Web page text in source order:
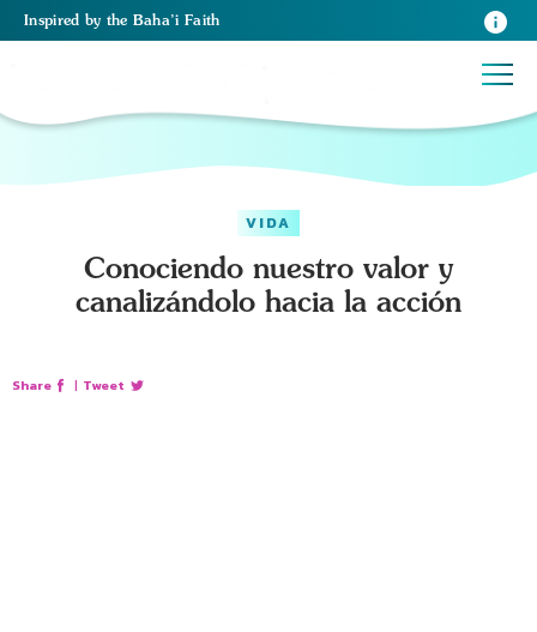
Inspired by the Baha’i Faith
VIDA
Conociendo nuestro valor y
canalizándolo hacia la acción
Share | Tweet